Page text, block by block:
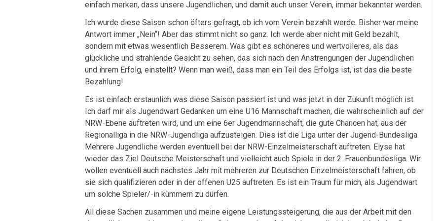
einfach merken, dass unsere Jugendlichen, und damit auch unser Verein, immer bekannter werden.
Ich wurde diese Saison schon öfters gefragt, ob ich vom Verein bezahlt werde. Bisher war meine
Antwort immer „Nein“! Aber das stimmt nicht so ganz. Ich werde aber nicht mit Geld bezahlt,
sondern mit etwas wesentlich Besserem. Was gibt es schöneres und wertvolleres, als das
glückliche und strahlende Gesicht zu sehen, das sich nach den Anstrengungen der Jugendlichen
und ihrem Erfolg, einstellt? Wenn man weiß, dass man ein Teil des Erfolgs ist, ist das die beste
Bezahlung!
Es ist einfach erstaunlich was diese Saison passiert ist und was jetzt in der Zukunft möglich ist.
Ich darf mir als Jugendwart Gedanken um eine U16 Mannschaft machen, die wahrscheinlich auf der
NRW-Ebene auftreten wird, und um eine 6er Jugendmannschaft, die gute Chancen hat, aus der
Regionalliga in die NRW-Jugendliga aufzusteigen. Dies ist die Liga unter der Jugend-Bundesliga.
Mehrere Jugendliche werden eventuell bei der NRW-Einzelmeisterschaft auftreten. Elyse hat
wieder das Ziel Deutsche Meisterschaft und vielleicht auch Spiele in der 2. Frauenbundesliga. Wir
wollen eventuell auch nächstes Jahr mit mehreren zur Deutschen Einzelmeisterschaft fahren, ob
sie sich qualifizieren oder in der offenen U25 auftreten. Es ist ein Traum für mich, als Jugendwart
um solche Spieler/-in kümmern zu dürfen.
All diese Sachen zusammen und meine eigene Leistungssteigerung, die aus der Arbeit mit den